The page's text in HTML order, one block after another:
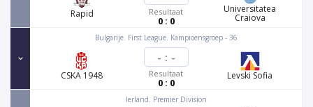
Rapid Resultaat
0 : 0
Universitatea
Craiova
Bulgarije. First League. Kampioensgroep - 36
CSKA 1948
- : -
Resultaat
0 : 0
Levski Sofia
Ierland. Premier Division